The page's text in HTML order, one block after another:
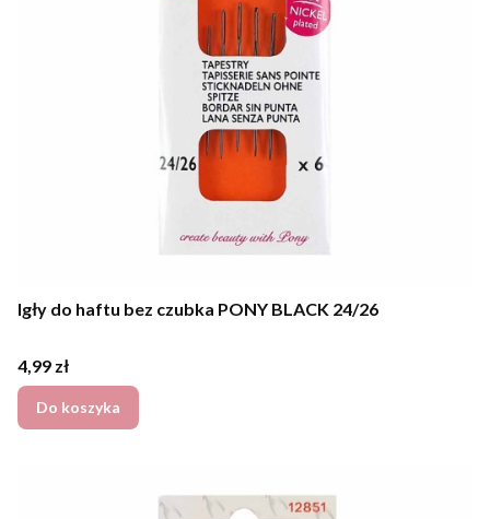
Igły do haftu bez czubka PONY BLACK 24/26
Cena
4,99 zł
Do koszyka